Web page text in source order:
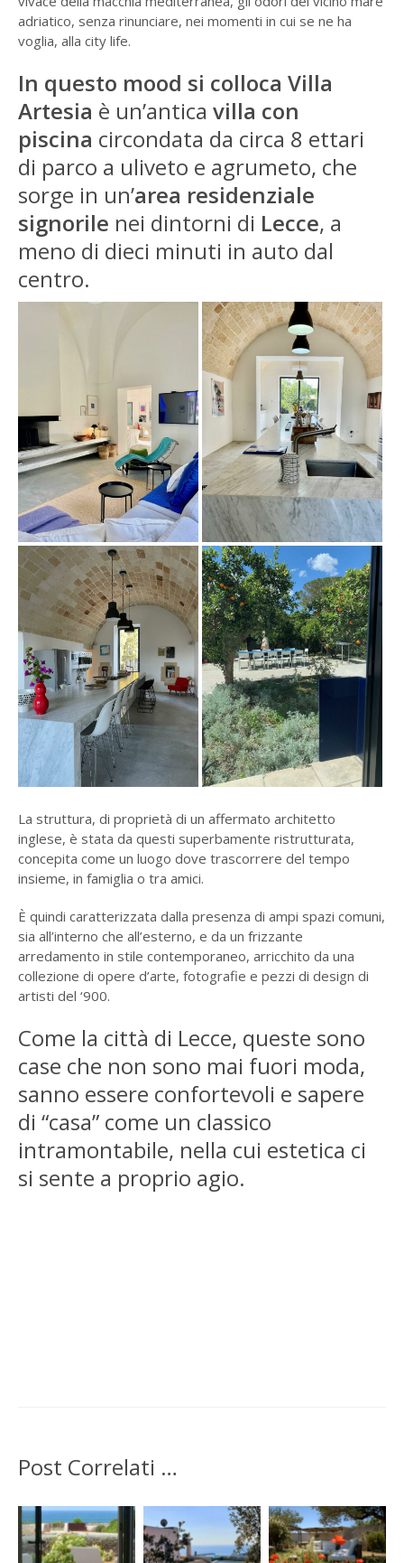
adriatico, senza rinunciare, nei momenti in cui se ne ha
voglia, alla city life.
In questo mood si colloca Villa
Artesia è un’antica villa con
piscina circondata da circa 8 ettari
di parco a uliveto e agrumeto, che
sorge in un’area residenziale
signorile nei dintorni di Lecce, a
meno di dieci minuti in auto dal
centro.
La struttura, di proprietà di un affermato architetto
inglese, è stata da questi superbamente ristrutturata,
concepita come un luogo dove trascorrere del tempo
insieme, in famiglia o tra amici.
È quindi caratterizzata dalla presenza di ampi spazi comuni,
sia all’interno che all’esterno, e da un frizzante
arredamento in stile contemporaneo, arricchito da una
collezione di opere d’arte, fotografie e pezzi di design di
artisti del ‘900.
Come la città di Lecce, queste sono
case che non sono mai fuori moda,
sanno essere confortevoli e sapere
di “casa” come un classico
intramontabile, nella cui estetica ci
si sente a proprio agio.
Post Correlati …